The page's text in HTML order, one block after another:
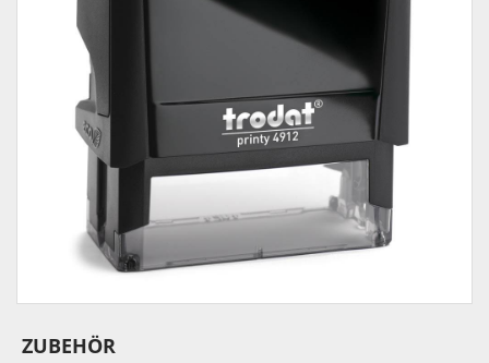
ZUBEHÖR